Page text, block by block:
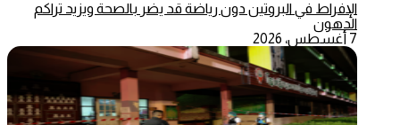
الإفراط في البروتين دون رياضة قد يضر بالصحة ويزيد تراكم
الدهون
7 أغسطس، 2026